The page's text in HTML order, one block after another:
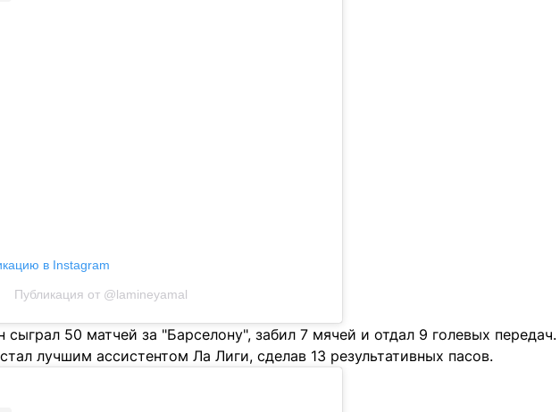
в Instagram
Публикация от @lamineyamal
сыграл 50 матчей за "Барселону", забил 7 мячей и отдал 9 голевых
лучшим ассистентом Ла Лиги, сделав 13 результативных пасов.